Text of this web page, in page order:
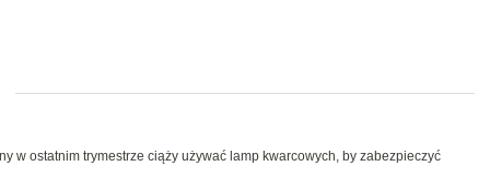
w ostatnim trymestrze ciąży używać lamp kwarcowych, by zabezpieczyć